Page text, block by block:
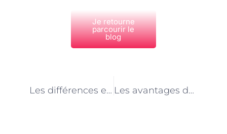
Je retourne
parcourir le
blog
Les différences entre l’épilation au laser et les autres méthodes d’épilation à Paris Les avantages des soins thermiques pour votre peau à Paris